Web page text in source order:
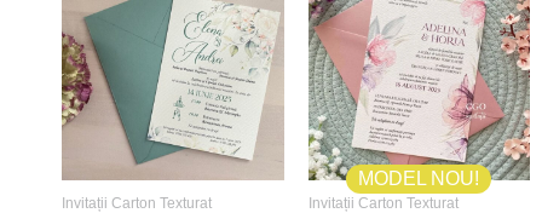
Invitații Carton Texturat
MODEL NOU!
Invitații Carton Texturat